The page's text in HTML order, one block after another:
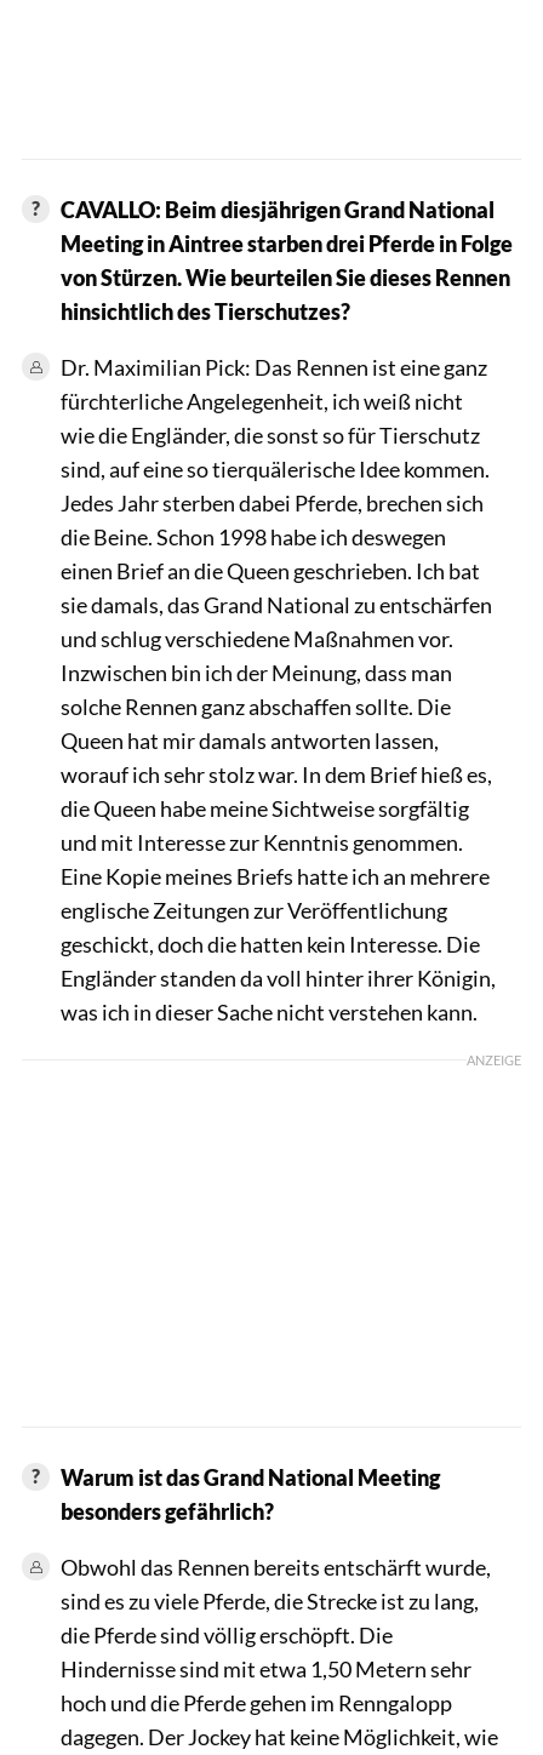
CAVALLO: Beim diesjährigen Grand National
Meeting in Aintree starben drei Pferde in Folge
von Stürzen. Wie beurteilen Sie dieses Rennen
hinsichtlich des Tierschutzes?
Dr. Maximilian Pick: Das Rennen ist eine ganz
fürchterliche Angelegenheit, ich weiß nicht
wie die Engländer, die sonst so für Tierschutz
sind, auf eine so tierquälerische Idee kommen.
Jedes Jahr sterben dabei Pferde, brechen sich
die Beine. Schon 1998 habe ich deswegen
einen Brief an die Queen geschrieben. Ich bat
sie damals, das Grand National zu entschärfen
und schlug verschiedene Maßnahmen vor.
Inzwischen bin ich der Meinung, dass man
solche Rennen ganz abschaffen sollte. Die
Queen hat mir damals antworten lassen,
worauf ich sehr stolz war. In dem Brief hieß es,
die Queen habe meine Sichtweise sorgfältig
und mit Interesse zur Kenntnis genommen.
Eine Kopie meines Briefs hatte ich an mehrere
englische Zeitungen zur Veröffentlichung
geschickt, doch die hatten kein Interesse. Die
Engländer standen da voll hinter ihrer Königin,
was ich in dieser Sache nicht verstehen kann.
ANZEIGE
Warum ist das Grand National Meeting
besonders gefährlich?
Obwohl das Rennen bereits entschärft wurde,
sind es zu viele Pferde, die Strecke ist zu lang,
die Pferde sind völlig erschöpft. Die
Hindernisse sind mit etwa 1,50 Metern sehr
hoch und die Pferde gehen im Renngalopp
dagegen. Der Jockey hat keine Möglichkeit, wie